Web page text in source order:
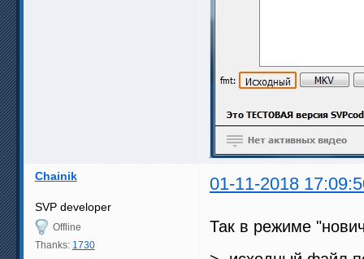
Chainik 01-11-2018
SVP developer
Offline
Thanks: 1730
Так в режиме